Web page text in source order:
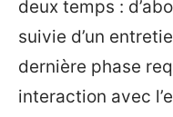
deux temps :
suivie d’un
dernière phase
interaction avec